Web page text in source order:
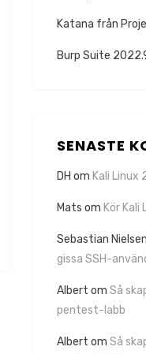
Katana från
Burp Suite
SENASTE
DH om Kali Linux
Mats om Kör Kali
Sebastian Nielsen
gissa SSH-
Albert om Så
pentest-labb
Albert om Så